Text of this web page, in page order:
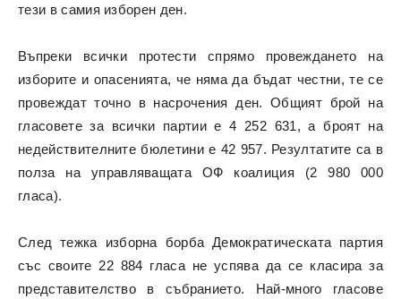
тези в самия изборен ден.
Въпреки всички протести спрямо провеждането на
изборите и опасенията, че няма да бъдат честни, те се
провеждат точно в насрочения ден. Общият брой на
гласовете за всички партии е 4 252 631, а броят на
недействителните бюлетини е 42 957. Резултатите са в
полза на управляващата ОФ коалиция (2 980 000
гласа).
След тежка изборна борба Демократическата партия
със своите 22 884 гласа не успява да се класира за
представителство в събранието. Най-много гласове